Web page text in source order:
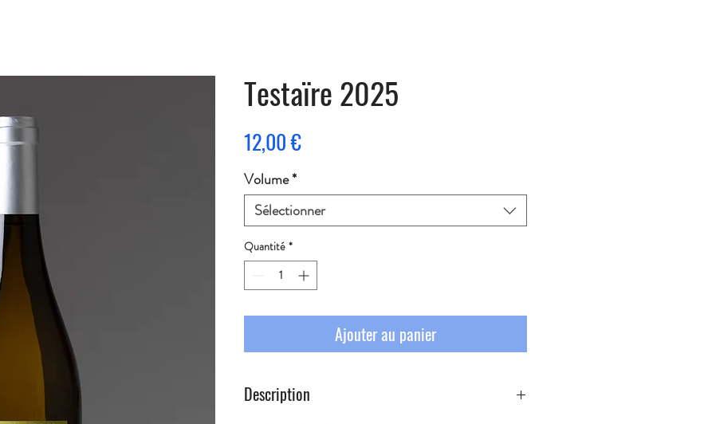
Testaïre 2025
12,00 €Prix
Volume*
Sélectionner
Quantité *
Ajouter au panier
Description